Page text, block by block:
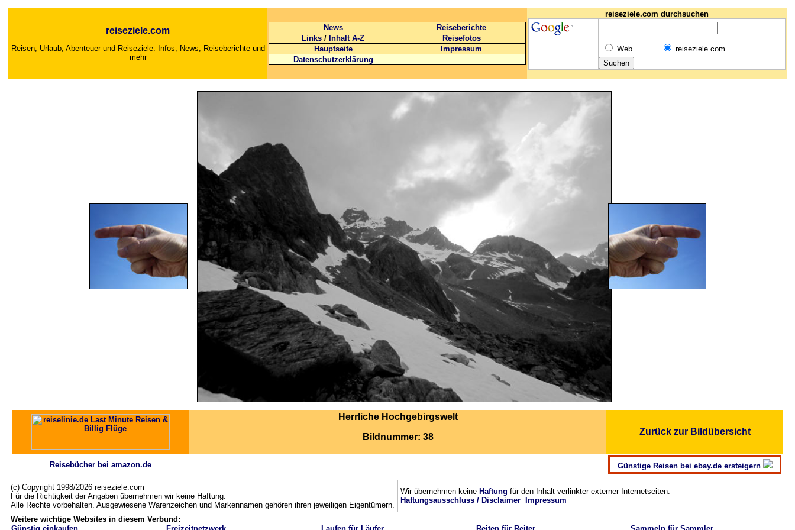
reiseziele.com
Reisen, Urlaub, Abenteuer und Reiseziele: Infos, News, Reiseberichte und
mehr
News
Reiseberichte
Links / Inhalt A-Z
Reisefotos
Hauptseite
Impressum
Datenschutzerklärung
reiseziele.com durchsuchen
Web reiseziele.com
Herrliche Hochgebirgswelt
Bildnummer: 38
Zurück zur Bildübersicht
Reisebücher bei amazon.de Günstige Reisen bei ebay.de ersteigern
(c) Copyright 1998/2026 reiseziele.com
Für die Richtigkeit der Angaben übernehmen wir keine Haftung.
Alle Rechte vorbehalten. Ausgewiesene Warenzeichen und Markennamen gehören ihren jeweiligen Eigentümern.
Wir übernehmen keine Haftung für den Inhalt verlinkter externer Internetseiten.
Haftungsausschluss / Disclaimer
Impressum
Weitere wichtige Websites in diesem Verbund: